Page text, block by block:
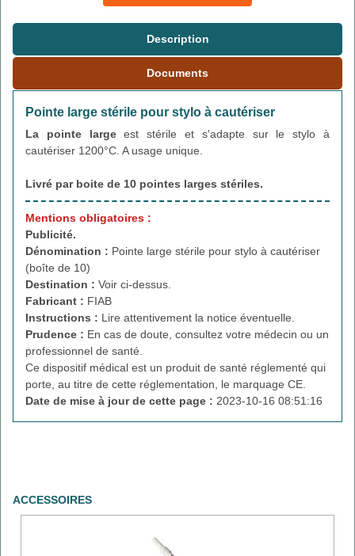
Description
Documents
Pointe large stérile pour stylo à cautériser
La pointe largeest stérile et s'adapte sur le stylo à
cautériser 1200°C. A usage unique.
Livré par boite de 10 pointes larges stériles.
Mentions obligatoires :
Publicité.
Dénomination : Pointe large stérile pour stylo à cautériser
(boîte de 10)
Destination : Voir ci-dessus.
Fabricant : FIAB
Instructions : Lire attentivement la notice éventuelle.
Prudence : En cas de doute, consultez votre médecin ou un
professionnel de santé.
Ce dispositif médical est un produit de santé réglementé qui
porte, au titre de cette réglementation, le marquage CE.
Date de mise à jour de cette page : 2023-10-16 08:51:16
ACCESSOIRES